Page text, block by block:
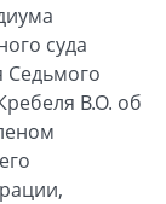
суда
Седьмого
В.О. об